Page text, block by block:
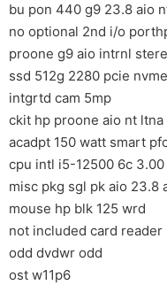
bu pon 440 g9 23.8 aio
no optional 2nd i/o
proone g9 aio intrnl
ssd 512g 2280 pcie
intgrtd cam 5mp
ckit hp proone aio nt ltna
acadpt 150 watt smart
cpu intl i5-12500 6c
misc pkg sgl pk aio 23.8
mouse hp blk 125 wrd
not included card reader
odd dvdwr odd
ost w11p6